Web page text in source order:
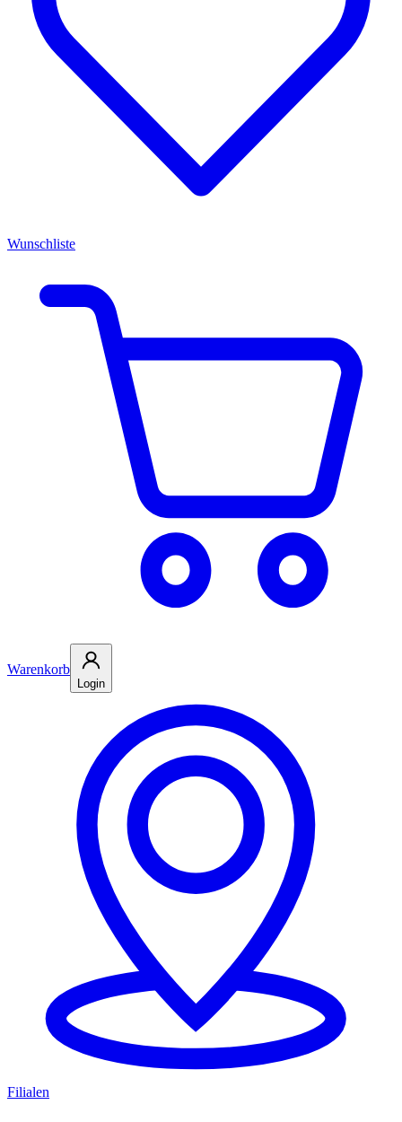
Wunschliste
Warenkorb
Login
Filialen